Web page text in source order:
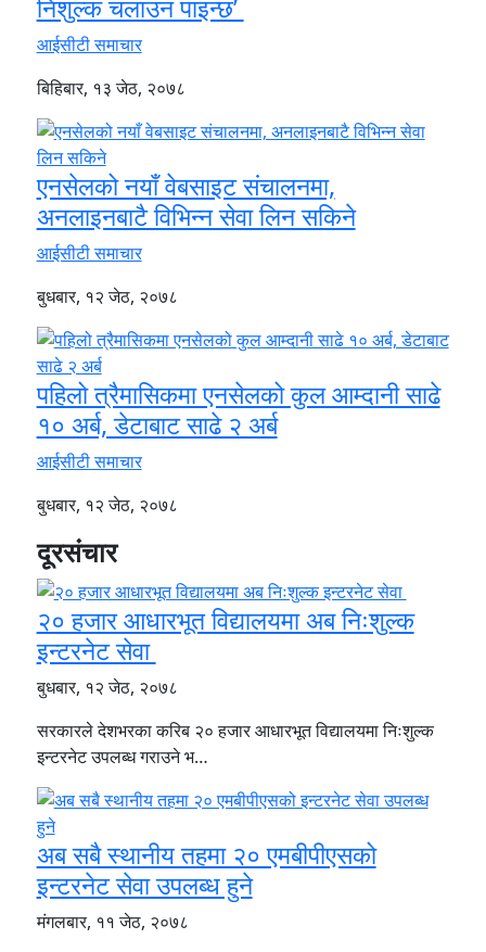
निशुल्क चलाउन पाइन्छ’
आईसीटी समाचार
बिहिबार, १३ जेठ, २०७८
एनसेलको नयाँ वेबसाइट संचालनमा,
अनलाइनबाटै विभिन्न सेवा लिन सकिने
आईसीटी समाचार
बुधबार, १२ जेठ, २०७८
पहिलो त्रैमासिकमा एनसेलको कुल आम्दानी साढे
१० अर्ब, डेटाबाट साढे २ अर्ब
आईसीटी समाचार
बुधबार, १२ जेठ, २०७८
दूरसंचार
२० हजार आधारभूत विद्यालयमा अब निःशुल्क
इन्टरनेट सेवा
बुधबार, १२ जेठ, २०७८
सरकारले देशभरका करिब २० हजार आधारभूत विद्यालयमा निःशुल्क
इन्टरनेट उपलब्ध गराउने भ…
अब सबै स्थानीय तहमा २० एमबीपीएसको
इन्टरनेट सेवा उपलब्ध हुने
मंगलबार, ११ जेठ, २०७८